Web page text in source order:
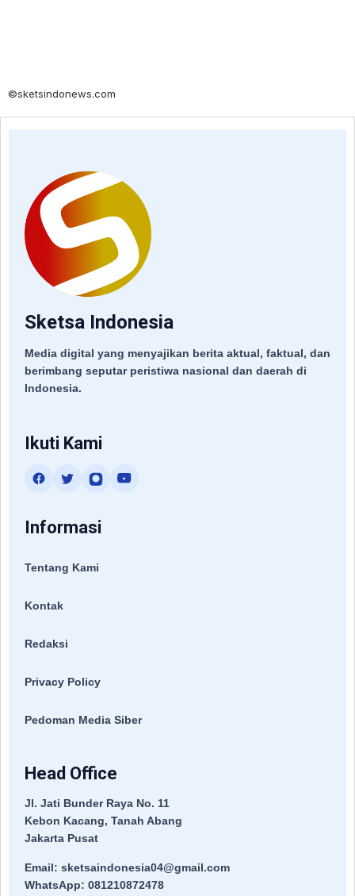
©sketsindonews.com
Sketsa Indonesia
Media digital yang menyajikan berita aktual, faktual, dan
berimbang seputar peristiwa nasional dan daerah di
Indonesia.
Ikuti Kami
Informasi
Tentang Kami
Kontak
Redaksi
Privacy Policy
Pedoman Media Siber
Head Office
Jl. Jati Bunder Raya No. 11
Kebon Kacang, Tanah Abang
Jakarta Pusat
Email: sketsaindonesia04@gmail.com
WhatsApp: 081210872478